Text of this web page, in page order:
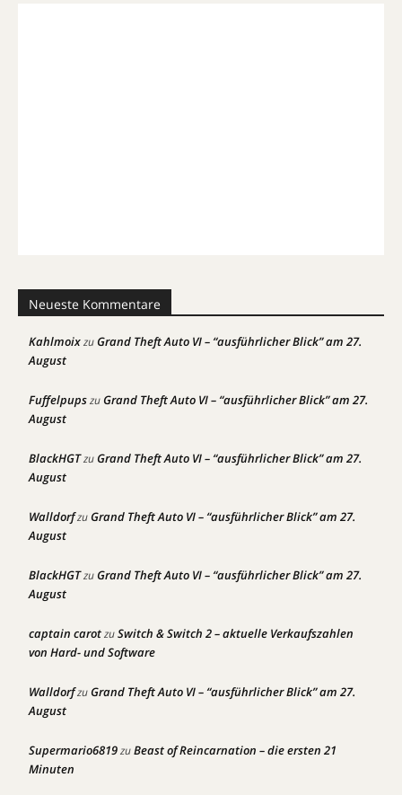
Neueste Kommentare
KahlmoixzuGrand Theft Auto VI – “ausführlicher Blick” am 27.
August
FuffelpupszuGrand Theft Auto VI – “ausführlicher Blick” am 27.
August
BlackHGTzuGrand Theft Auto VI – “ausführlicher Blick” am 27.
August
WalldorfzuGrand Theft Auto VI – “ausführlicher Blick” am 27.
August
BlackHGTzuGrand Theft Auto VI – “ausführlicher Blick” am 27.
August
captain carotzuSwitch & Switch 2 – aktuelle Verkaufszahlen
von Hard- und Software
WalldorfzuGrand Theft Auto VI – “ausführlicher Blick” am 27.
August
Supermario6819zuBeast of Reincarnation – die ersten 21
Minuten